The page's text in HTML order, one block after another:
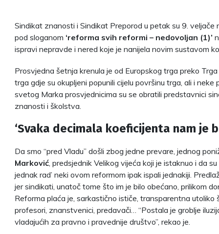
Sindikat znanosti i Sindikat Preporod u petak su 9.
pod sloganom ‘reforma svih reformi – nedovoljan (1)’
ispravi nepravde i nered koje je nanijela novim sustavom
Prosvjedna šetnja krenula je od Europskog trga preko
trga gdje su okupljeni popunili cijelu površinu trga, ali i neke
svetog Marka prosvjednicima su se obratili predstavnici
znanosti i školstva.
‘Svaka decimala koeficijenta nam je
Da smo “pred Vladu” došli zbog jedne prevare, jednog
Marković , predsjednik Velikog vijeća koji je istaknuo i da
jednak rad’ neki ovom reformom ipak ispali jednakiji.
jer sindikati, unatoč tome što im je bilo obećano, prilikom
Reforma plaća je, sarkastično ističe, transparentna utoliko
profesori, znanstvenici, predavači… “Postala je groblje
vladajućih za pravno i pravednije društvo”, rekao je.